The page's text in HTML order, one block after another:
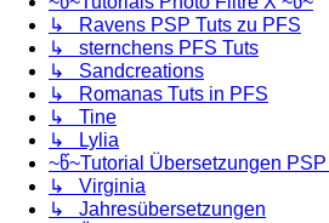
↳ Ravens PSP Tuts zu PFS
↳ sternchens PFS Tuts
↳ Sandcreations
↳ Romanas Tuts in PFS
↳ Tine
↳ Lylia
~წ~Tutorial Übersetzungen
↳ Virginia
↳ Jahresübersetzungen